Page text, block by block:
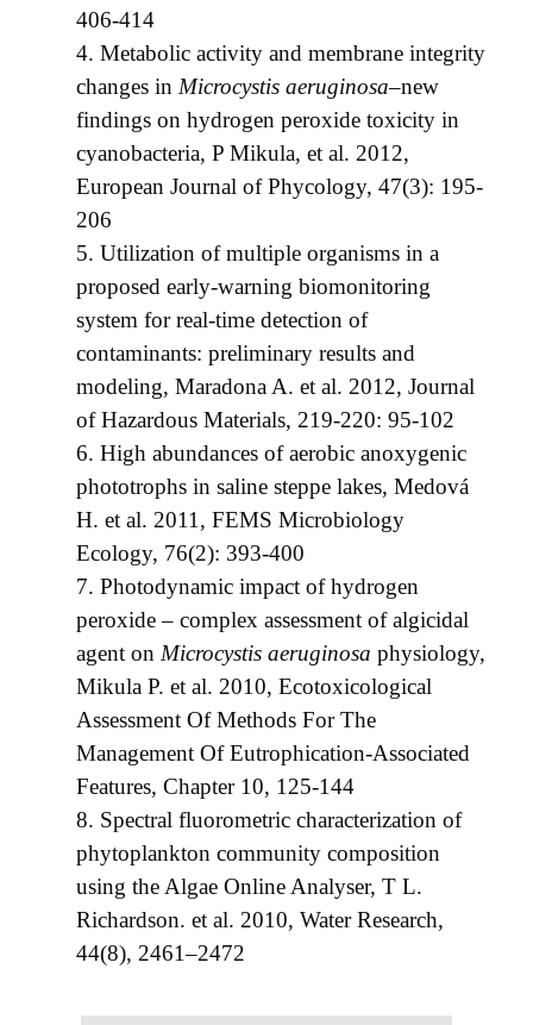
406-414
4. Metabolic activity and membrane integrity
changes in Microcystis aeruginosa–new
findings on hydrogen peroxide toxicity in
cyanobacteria, P Mikula, et al. 2012,
European Journal of Phycology, 47(3): 195-
206
5. Utilization of multiple organisms in a
proposed early-warning biomonitoring
system for real-time detection of
contaminants: preliminary results and
modeling, Maradona A. et al. 2012, Journal
of Hazardous Materials, 219-220: 95-102
6. High abundances of aerobic anoxygenic
phototrophs in saline steppe lakes, Medová
H. et al. 2011, FEMS Microbiology
Ecology, 76(2): 393-400
7. Photodynamic impact of hydrogen
peroxide – complex assessment of algicidal
agent on Microcystis aeruginosa physiology,
Mikula P. et al. 2010, Ecotoxicological
Assessment Of Methods For The
Management Of Eutrophication-Associated
Features, Chapter 10, 125-144
8. Spectral fluorometric characterization of
phytoplankton community composition
using the Algae Online Analyser, T L.
Richardson. et al. 2010, Water Research,
44(8), 2461–2472